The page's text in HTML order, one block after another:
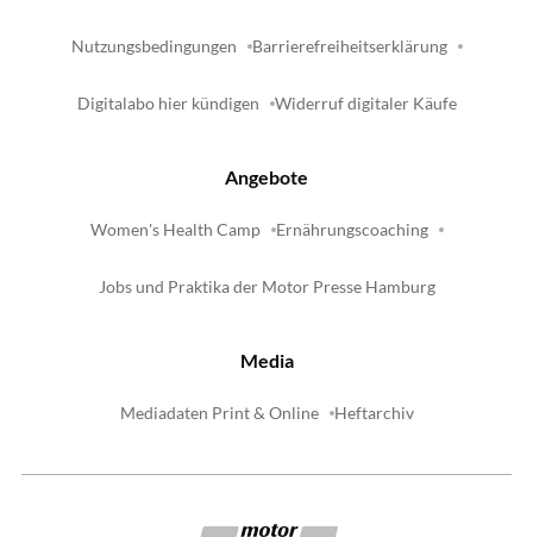
Nutzungsbedingungen Barrierefreiheitserklärung
Digitalabo hier kündigen Widerruf digitaler Käufe
Angebote
Women's Health Camp Ernährungscoaching
Jobs und Praktika der Motor Presse Hamburg
Media
Mediadaten Print & Online Heftarchiv